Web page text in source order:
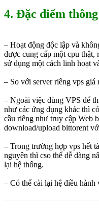
4. Đặc điểm
– Hoạt động độc lập và
được cung cấp một cpu thật,
sử dụng một cách linh hoạt
– So với server riêng vps giá
– Ngoài việc dùng VPS để
như các ứng dụng khác thì
cầu riêng như truy cập Web
download/upload bittorent
– Trong trường hợp vps hết
nguyên thì cso thể dễ dàng
lại hệ thống.
– Có thể cài lại hệ điều